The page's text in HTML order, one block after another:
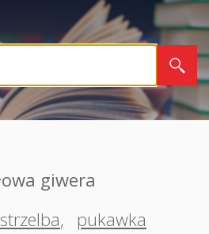
giwera
strzelba, pukawka